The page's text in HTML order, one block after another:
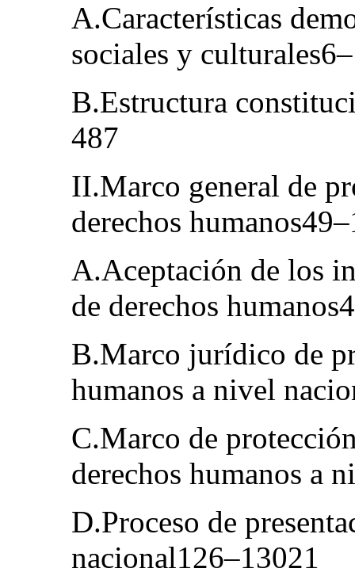
A.Características
sociales y
B.Estructura
487
II.Marco general de
derechos
A.Aceptación de los
de derechos
B.Marco jurídico de
humanos a nivel
C.Marco de
derechos humanos a
D.Proceso de
nacional126–13021